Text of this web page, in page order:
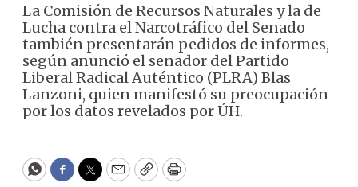
La Comisión de Recursos Naturales y la de
Lucha contra el Narcotráfico del Senado
también presentarán pedidos de informes,
según anunció el senador del Partido
Liberal Radical Auténtico (PLRA) Blas
Lanzoni, quien manifestó su preocupación
por los datos revelados por ÚH.
WhatsApp
Facebook
Twitter
EmailCopyPrint